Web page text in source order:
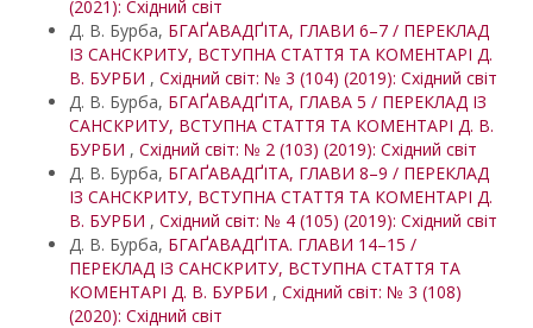
(2021): Східний світ
Д. В. Бурба, БГАҐАВАДҐІТА, ГЛАВИ 6–7 / ПЕРЕКЛАД
ІЗ САНСКРИТУ, ВСТУПНА СТАТТЯ ТА КОМЕНТАРІ Д.
В. БУРБИ , Східний світ: № 3 (104) (2019): Східний світ
Д. В. Бурба, БГАҐАВАДҐІТА, ГЛАВА 5 / ПЕРЕКЛАД ІЗ
САНСКРИТУ, ВСТУПНА СТАТТЯ ТА КОМЕНТАРІ Д. В.
БУРБИ , Східний світ: № 2 (103) (2019): Східний світ
Д. В. Бурба, БГАҐАВАДҐІТА, ГЛАВИ 8–9 / ПЕРЕКЛАД
ІЗ САНСКРИТУ, ВСТУПНА СТАТТЯ ТА КОМЕНТАРІ Д.
В. БУРБИ , Східний світ: № 4 (105) (2019): Східний світ
Д. В. Бурба, БГАҐАВАДҐІТА. ГЛАВИ 14–15 /
ПЕРЕКЛАД ІЗ САНСКРИТУ, ВСТУПНА СТАТТЯ ТА
КОМЕНТАРІ Д. В. БУРБИ , Східний світ: № 3 (108)
(2020): Східний світ